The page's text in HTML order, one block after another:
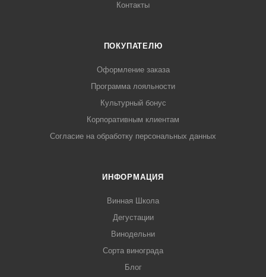
Контакты
ПОКУПАТЕЛЮ
Оформление заказа
Программа лояльности
Культурный бонус
Корпоративным клиентам
Согласие на обработку персональных данных
ИНФОРМАЦИЯ
Винная Школа
Дегустации
Винодельни
Сорта винограда
Блог